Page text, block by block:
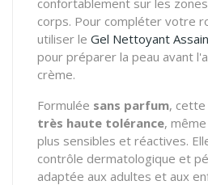
corps. Pour compléter votre
utiliser le Gel Nettoyant
pour préparer la peau avant
crème.
Formulée sans parfum, cette
très haute tolérance,
plus sensibles et réactives.
contrôle dermatologique et
adaptée aux adultes et aux